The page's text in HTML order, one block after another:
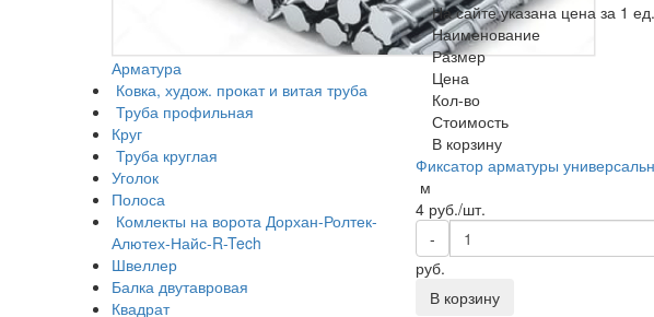
Арматура
Ковка, худож. прокат и витая труба
Труба профильная
Круг
Труба круглая
Уголок
Полоса
Комлекты на ворота Дорхан-Ролтек-
Алютех-Найс-R-Tech
Швеллер
Балка двутавровая
Квадрат
На сайте указана цена за 1
Наименование
Размер
Цена
Кол-во
Стоимость
В корзину
Фиксатор арматуры
м
4руб./шт.
-
руб.
В корзину